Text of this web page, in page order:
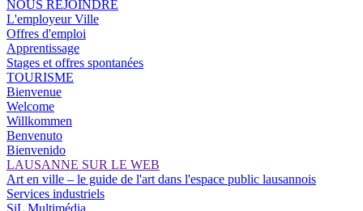
NOUS REJOINDRE
L'employeur Ville
Offres d'emploi
Apprentissage
Stages et offres spontanées
TOURISME
Bienvenue
Welcome
Willkommen
Benvenuto
Bienvenido
LAUSANNE SUR LE WEB
Art en ville – le guide de l'art dans l'espace public lausannois
Services industriels
SiL Multimédia